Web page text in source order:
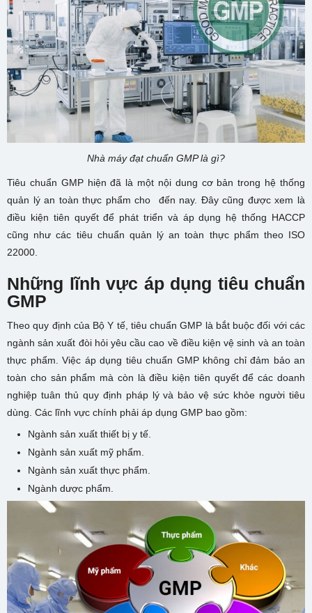
Nhà máy đạt chuẩn GMP là gì?
Tiêu chuẩn GMP hiện đã là một nội dung cơ bản trong hệ thống
quản lý an toàn thực phẩm cho đến nay. Đây cũng được xem là
điều kiện tiên quyết để phát triển và áp dụng hệ thống HACCP
cũng như các tiêu chuẩn quản lý an toàn thực phẩm theo ISO
22000.
Những lĩnh vực áp dụng tiêu chuẩn
GMP
Theo quy định của Bộ Y tế, tiêu chuẩn GMP là bắt buộc đối với các
ngành sản xuất đòi hỏi yêu cầu cao về điều kiện vệ sinh và an toàn
thực phẩm. Việc áp dụng tiêu chuẩn GMP không chỉ đảm bảo an
toàn cho sản phẩm mà còn là điều kiện tiên quyết để các doanh
nghiệp tuân thủ quy định pháp lý và bảo vệ sức khỏe người tiêu
dùng. Các lĩnh vực chính phải áp dụng GMP bao gồm:
Ngành sản xuất thiết bị y tế.
Ngành sản xuất mỹ phẩm.
Ngành sản xuất thực phẩm.
Ngành dược phẩm.